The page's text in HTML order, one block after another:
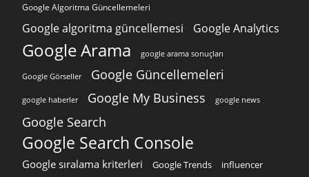
Google Algoritma Güncellemeleri
Google algoritma güncellemesi Google Analytics
Google Arama google arama sonuçları
Google Görseller Google Güncellemeleri
google haberler Google My Business google news
Google Search
Google Search Console
Google sıralama kriterleri Google Trends influencer